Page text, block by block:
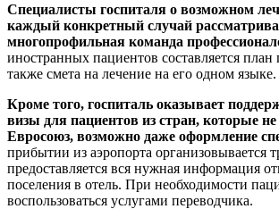
Специалисты госпиталя о возможном
каждый конкретный случай
многопрофильная команда
иностранных пациентов составляется план
также смета на лечение на его одном языке.
Кроме того, госпиталь оказывает
визы для пациентов из стран, которые не
Евросоюз, возможно даже оформление
прибытии из аэропорта организовывается
предоставляется вся нужная информация
поселения в отель. При необходимости
воспользоваться услугами переводчика.